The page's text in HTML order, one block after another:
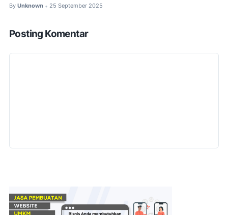
By Unknown • 25 September 2025
Posting Komentar